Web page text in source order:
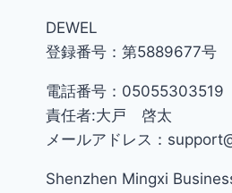
DEWEL
登録番号：第5889677号
電話番号：05055303519
責任者:大戸 啓太
メールアドレス：
Shenzhen Mingxi